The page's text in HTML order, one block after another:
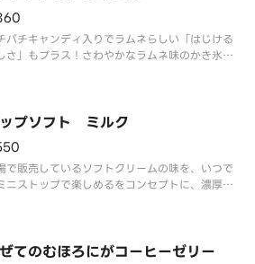
パチキャンディ入りでラムネらしい「はじける
さ」もプラス！さわやかなラムネ味のかき氷
が楽しめる、ロングセラーのハ
プソフト ミルク
で販売しているソフトクリームの味を、いつで
ニストップで楽しめるをコンセプトに、濃厚か
てのむほろにがコーヒーゼリー